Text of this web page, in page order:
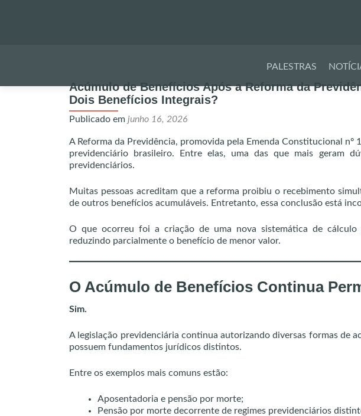
para
conteúdo
PALESTRAS
Acúmulo de Benefícios Após a Reforma da
Dois Benefícios Integrais?
Publicado em junho 16, 2026
A Reforma da Previdência, promovida pela Emenda Constitucional
previdenciário brasileiro. Entre elas, uma das que mais geram
previdenciários.
Muitas pessoas acreditam que a reforma proibiu o recebimento
de outros benefícios acumuláveis. Entretanto, essa conclusão está
O que ocorreu foi a criação de uma nova sistemática de cálculo
reduzindo parcialmente o benefício de menor valor.
O Acúmulo de Benefícios Continua
Sim.
A legislação previdenciária continua autorizando diversas formas de
possuem fundamentos jurídicos distintos.
Entre os exemplos mais comuns estão:
Aposentadoria e pensão por morte;
Pensão por morte decorrente de regimes previdenciários